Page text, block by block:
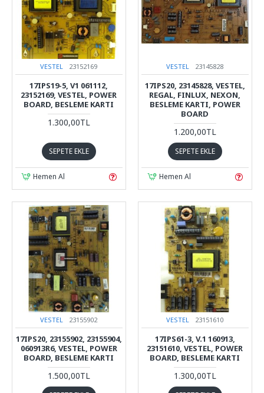
VESTEL 23152169
17IPS19-5, V1 061112,
23152169, VESTEL, POWER
BOARD, BESLEME KARTI
1.300,00TL
SEPETE EKLE
Hemen Al
VESTEL 23145828
17IPS20, 23145828, VESTEL,
REGAL, FINLUX, NEXON,
BESLEME KARTI, POWER
BOARD
1.200,00TL
SEPETE EKLE
Hemen Al
VESTEL 23155902
17IPS20, 23155902, 23155904,
060913R6, VESTEL, POWER
BOARD, BESLEME KARTI
1.500,00TL
VESTEL 23151610
17IPS61-3, V.1 160913,
23151610, VESTEL, POWER
BOARD, BESLEME KARTI
1.300,00TL